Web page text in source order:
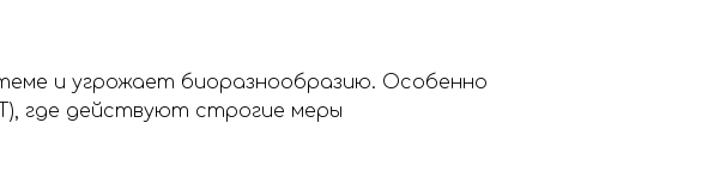
и угрожает биоразнообразию. Особенно
где действуют строгие меры